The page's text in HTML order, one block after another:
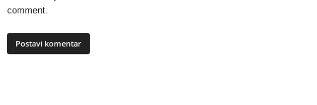
comment.